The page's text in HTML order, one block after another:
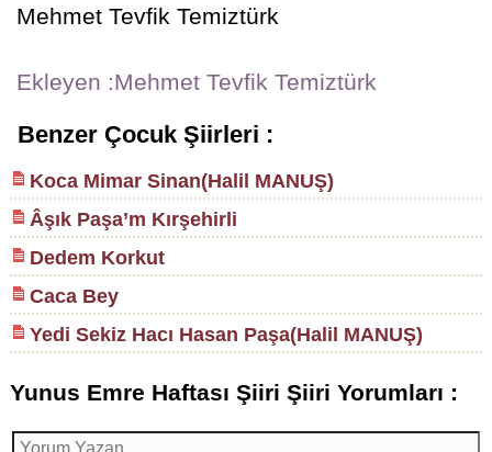
Mehmet Tevfik Temiztürk
Ekleyen :Mehmet Tevfik Temiztürk
Benzer Çocuk Şiirleri :
Koca Mimar Sinan(Halil MANUŞ)
Âşık Paşa’m Kırşehirli
Dedem Korkut
Caca Bey
Yedi Sekiz Hacı Hasan Paşa(Halil MANUŞ)
Yunus Emre Haftası Şiiri Şiiri Yorumları :